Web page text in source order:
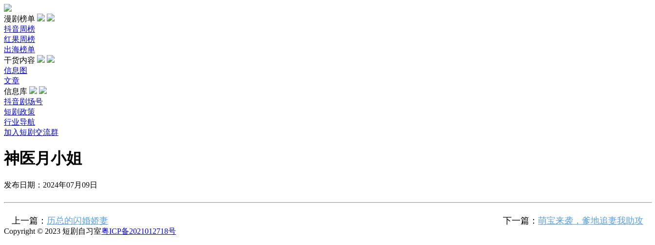
漫剧榜单
抖音周榜
红果周榜
出海榜单
干货内容
信息图
文章
信息库
抖音剧场号
短剧政策
行业导航
加入短剧交流群
神医月小姐
发布日期：2024年07月09日
上一篇： 历总的闪婚娇妻 下一篇： 萌宝来袭，爹地追妻我助攻
Copyright © 2023 短剧自习室粤ICP备2021012718号